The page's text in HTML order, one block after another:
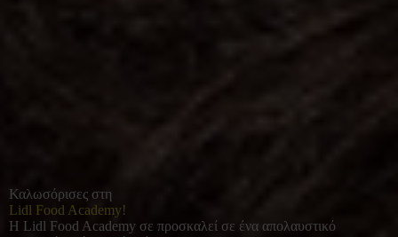
Καλωσόρισες στη
Lidl Food Academy!
Η Lidl Food Academy σε προσκαλεί σε ένα απολαυστικό